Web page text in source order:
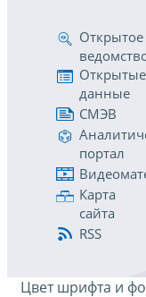
Открытое
Открытые
данные
СМЭВ
портал
Карта
сайта
RSS
Цвет шрифта и